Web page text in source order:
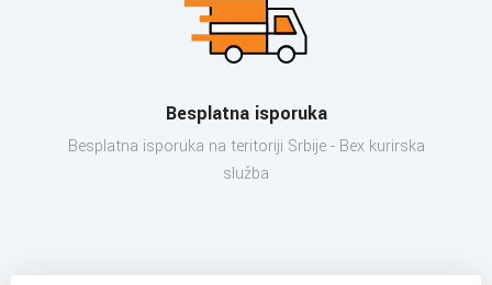
Besplatna isporuka
Besplatna isporuka na teritoriji Srbije - Bex kurirska
služba